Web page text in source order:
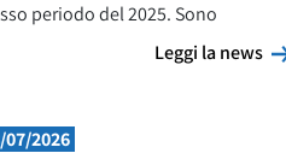
periodo del 2025. Sono
Leggi la news
07/2026